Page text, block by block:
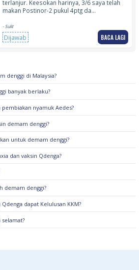
terlanjur. Keesokan harinya, 3/6 saya telah
makan Postinor-2 pukul 4ptg da…
- Sulit
Dijawab BACA LAGI
denggi di Malaysia?
banyak berlaku?
nyamuk Aedes?
demam denggi?
untuk demam denggi?
dan vaksin Qdenga?
demam denggi?
dapat Kelulusan KKM?